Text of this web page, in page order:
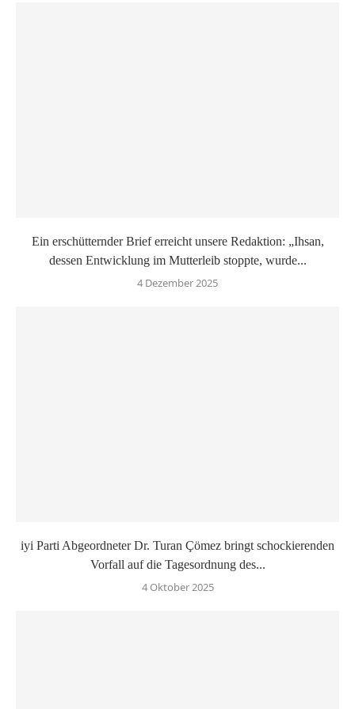
Ein erschütternder Brief erreicht unsere Redaktion: „Ihsan,
dessen Entwicklung im Mutterleib stoppte, wurde...
4 Dezember 2025
iyi Parti Abgeordneter Dr. Turan Çömez bringt schockierenden
Vorfall auf die Tagesordnung des...
4 Oktober 2025